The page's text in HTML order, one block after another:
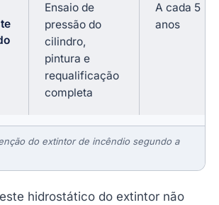
Ensaio de
pressão do
cilindro,
pintura e
requalificação
completa
A cada 5
anos
do extintor de incêndio segundo a
hidrostático do extintor não